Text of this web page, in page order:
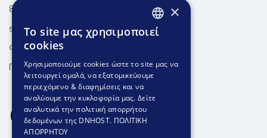
801.300.3520 - 210.953.6767
support@dnhost.gr
Φόρμα επικοινωνίας
Γνωσιακή βάση
GREEK
×
To site μας χρησιμοποιεί
cookies
Χρησιμοποιούμε cookies ώστε το site μας να
λειτουργεί ομαλά, να εξατομικεύουμε
περιεχόμενο & διαφημίσεις και να
αναλύουμε την κυκλοφορία μας. Δείτε
αναλυτικά την πολιτική απορρήτου
δεδομένων της DNHOST. ΠΟΛΙΤΙΚΗ
ΑΠΟΡΡΗΤΟΥ